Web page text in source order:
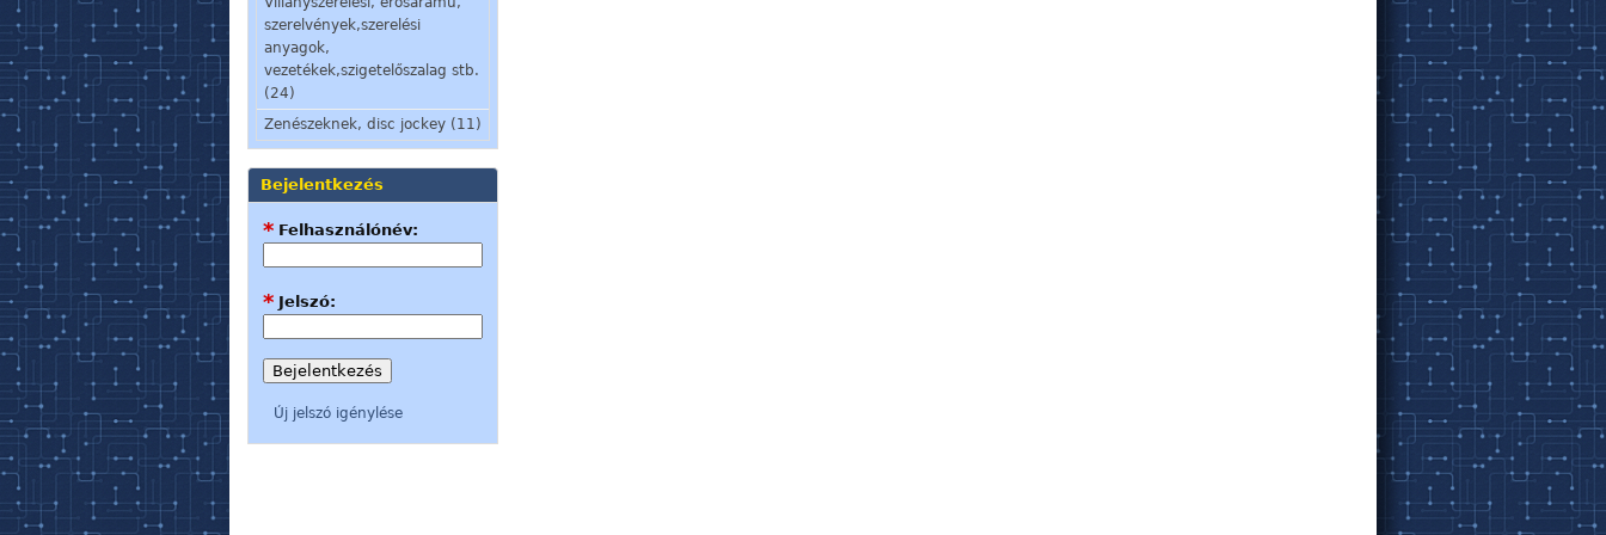
szerelvények,szerelési
anyagok,
vezetékek,szigetelőszalag stb.
(24)
Zenészeknek, disc jockey (11)
Bejelentkezés
Felhasználónév:
*
Jelszó:
*
Új jelszó igénylése